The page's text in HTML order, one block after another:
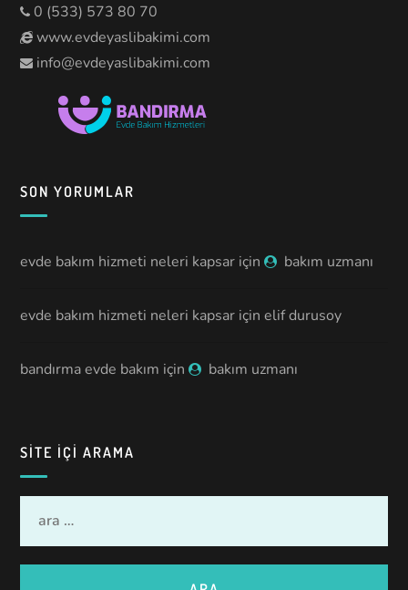
0 (533) 573 80 70
www.evdeyaslibakimi.com
info@evdeyaslibakimi.com
SON YORUMLAR
evde bakım hizmeti neleri kapsar için bakım uzmanı
evde bakım hizmeti neleri kapsar içinelif durusoy
bandırma evde bakım için bakım uzmanı
SITE IÇI ARAMA